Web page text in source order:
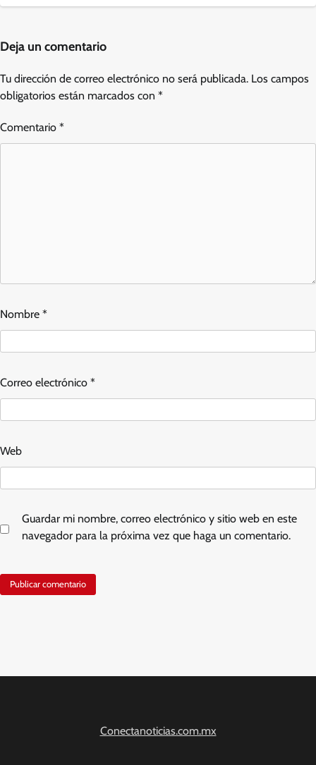
Deja un comentario
Tu dirección de correo electrónico no será publicada. Los campos
obligatorios están marcados con *
Comentario *
Nombre *
Correo electrónico *
Web
Guardar mi nombre, correo electrónico y sitio web en este
navegador para la próxima vez que haga un comentario.
Conectanoticias.com.mx